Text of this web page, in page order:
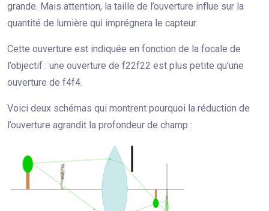
grande. Mais attention, la taille de l’ouverture influe sur la
quantité de lumière qui imprégnera le capteur.
Cette ouverture est indiquée en fonction de la focale de
l’objectif : une ouverture de f22f22 est plus petite qu’une
ouverture de f4f4.
Voici deux schémas qui montrent pourquoi la réduction de
l’ouverture agrandit la profondeur de champ :